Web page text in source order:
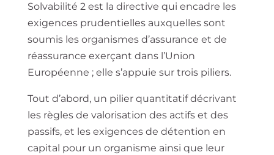
Solvabilité 2 est la directive qui encadre les
exigences prudentielles auxquelles sont
soumis les organismes d’assurance et de
réassurance exerçant dans l’Union
Européenne ; elle s’appuie sur trois piliers.
Tout d’abord, un pilier quantitatif décrivant
les règles de valorisation des actifs et des
passifs, et les exigences de détention en
capital pour un organisme ainsi que leur